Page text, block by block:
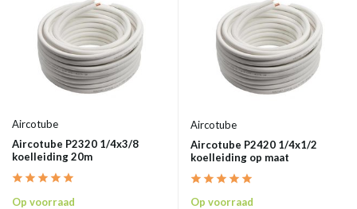
Aircotube
Aircotube P2320 1/4x3/8
koelleiding 20m
Op voorraad
Aircotube
Aircotube P2420 1/4x1/2
koelleiding op maat
Op voorraad